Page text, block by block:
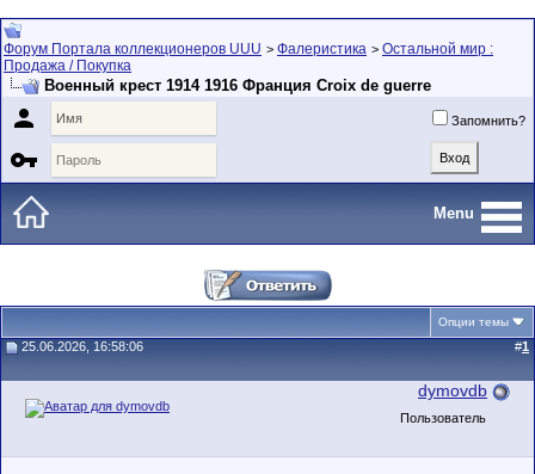
Форум Портала коллекционеров UUU > Фалеристика > Остальной мир :
Продажа / Покупка
Военный крест 1914 1916 Франция Croix de guerre
 Запомнить?

Menu
Опции темы
25.06.2026, 16:58:06 #1
dymovdb
Пользователь